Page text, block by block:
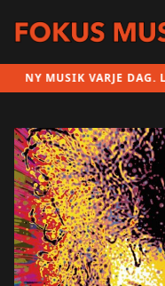
MUSIK VARJE DAG.